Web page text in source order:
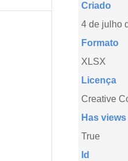
Criado
4 de julho
Formato
XLSX
Licença
Creative
Has views
True
Id